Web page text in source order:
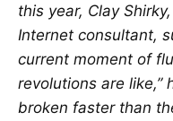
this year, Clay
Internet consultant,
current moment of
revolutions are like,”
broken faster than